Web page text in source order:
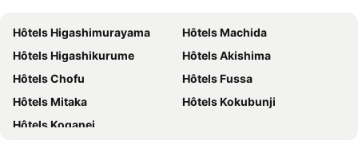
Hôtels Île de Rhodes
Hôtels Crète
Hôtels Lac de Garde
Hôtels Costa Brava
Hôtels Bretagne
Hôtels Mosel/ Saar
Hôtels Sicile
Hôtels Malte
Hôtels Grande Canarie
Hôtels Higashimurayama
Hôtels Machida
Hôtels Higashikurume
Hôtels Akishima
Hôtels Chofu
Hôtels Fussa
Hôtels Mitaka
Hôtels Kokubunji
Hôtels Koganei